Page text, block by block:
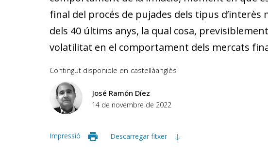
final del procés de pujades dels tipus d’interès
dels 40 últims anys, la qual cosa,
volatilitat en el comportament dels mercats
Contingut disponible en castellàanglès
José Ramón Díez
14 de novembre de 2022
Impressió Descarregar fitxer